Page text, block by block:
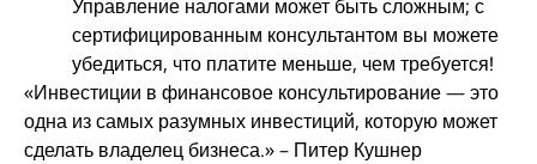
Управление налогами может быть сложным; с
сертифицированным консультантом вы можете
убедиться, что платите меньше, чем требуется!
«Инвестиции в финансовое консультирование — это
одна из самых разумных инвестиций, которую может
сделать владелец бизнеса.» – Питер Кушнер